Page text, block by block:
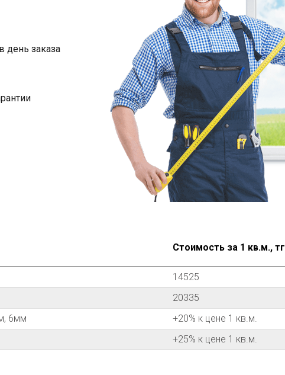
день заказа
Стоимость за 1 кв.м., тг
14525
20335
6мм
+20% к цене 1 кв.м.
+25% к цене 1 кв.м.